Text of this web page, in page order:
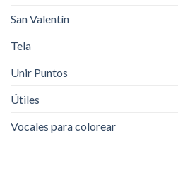
San Valentín
Tela
Unir Puntos
Útiles
Vocales para colorear